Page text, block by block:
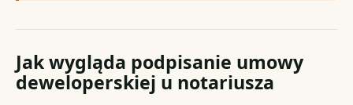
Jak wygląda podpisanie umowy
deweloperskiej u notariusza